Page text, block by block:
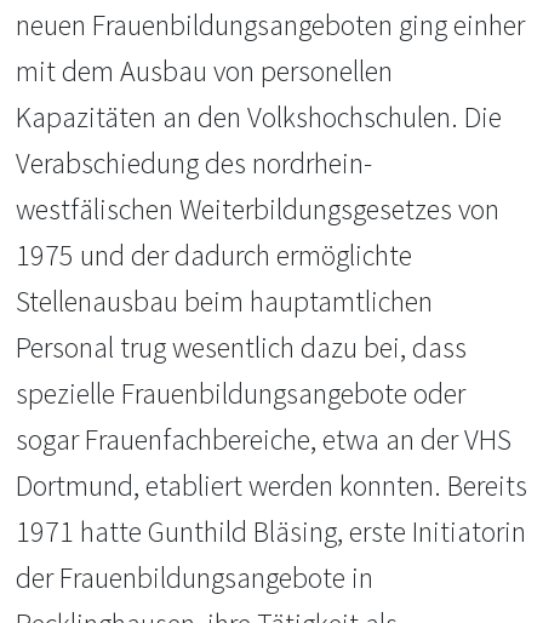
neuen Frauenbildungsangeboten ging einher
mit dem Ausbau von personellen
Kapazitäten an den Volkshochschulen. Die
Verabschiedung des nordrhein-
westfälischen Weiterbildungsgesetzes von
1975 und der dadurch ermöglichte
Stellenausbau beim hauptamtlichen
Personal trug wesentlich dazu bei, dass
spezielle Frauenbildungs­angebote oder
sogar Frauenfachbereiche, etwa an der VHS
Dortmund, etabliert werden konnten. Bereits
1971 hatte Gunthild Bläsing, erste Initiatorin
der Frauenbildungsangebote in